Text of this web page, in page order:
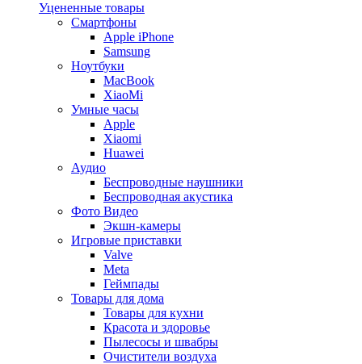
Уцененные товары
Cмартфоны
Apple iPhone
Samsung
Ноутбуки
MacBook
XiaoMi
Умные часы
Apple
Xiaomi
Huawei
Аудио
Беспроводные наушники
Беспроводная акустика
Фото Видео
Экшн-камеры
Игровые приставки
Valve
Meta
Геймпады
Товары для дома
Товары для кухни
Красота и здоровье
Пылесосы и швабры
Очистители воздуха